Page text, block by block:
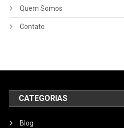
Quem Somos
Contato
CATEGORIAS
Blog